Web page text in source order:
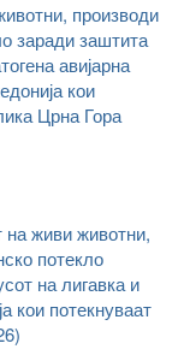
производи
заради заштита
авијарна
кои
Црна Гора
на живи животни,
потекло
на лигавка и
кои потекнуваат